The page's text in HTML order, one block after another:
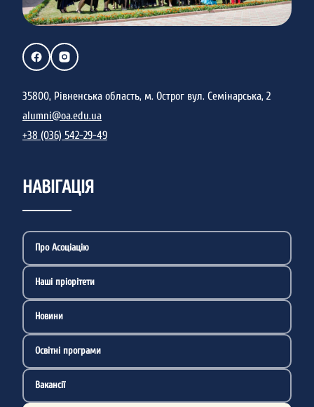
35800, Рівненська область, м. Острог вул. Семінарська, 2
alumni@oa.edu.ua
+38 (036) 542-29-49
НАВІГАЦІЯ
Про Асоціацію
Наші пріорітети
Новини
Освітні програми
Вакансії